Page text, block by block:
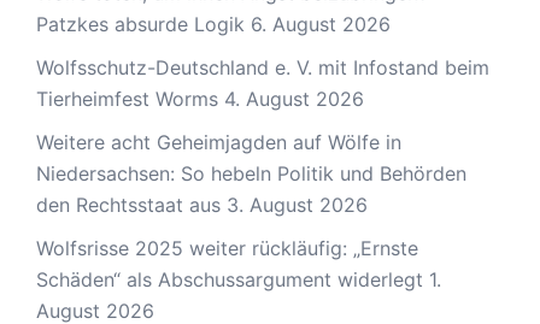
Patzkes absurde Logik 6. August 2026
Wolfsschutz-Deutschland e. V. mit Infostand beim
Tierheimfest Worms 4. August 2026
Weitere acht Geheimjagden auf Wölfe in
Niedersachsen: So hebeln Politik und Behörden
den Rechtsstaat aus 3. August 2026
Wolfsrisse 2025 weiter rückläufig: „Ernste
Schäden“ als Abschussargument widerlegt 1.
August 2026